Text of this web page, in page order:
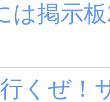
は掲示
くぜ！